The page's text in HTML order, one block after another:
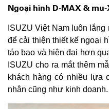
Ngoại hình D-MAX &
ISUZU Việt Nam luôn
để cải thiện thiết kế ngoại
táo bạo và hiện đại hơn
ISUZU cho ra mắt thêm
khách hàng có nhiều lựa
nhân cũng như kinh doanh.